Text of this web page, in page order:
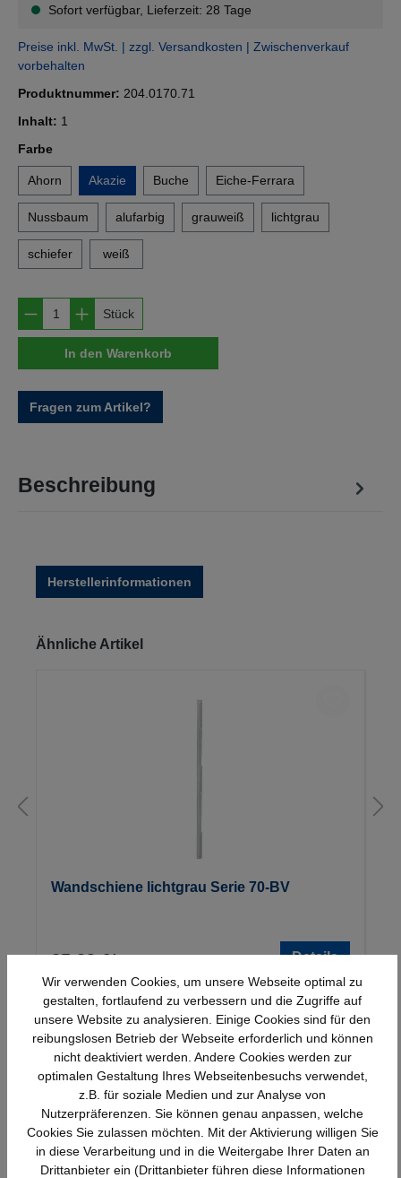
Sofort verfügbar, Lieferzeit: 28 Tage
Preise inkl. MwSt. | zzgl. Versandkosten | Zwischenverkauf
vorbehalten
Produktnummer: 204.0170.71
Inhalt: 1
Farbeauswählen
Ahorn Akazie Buche Eiche-Ferrara
Nussbaum alufarbig grauweiß lichtgrau
schiefer weiß
Produkt Anzahl: Gib den gewünschten
Stück
In den Warenkorb
Fragen zum Artikel?
Beschreibung
Herstellerinformationen
Produktgalerie überspringen
Ähnliche Artikel
Wandschiene lichtgrau Serie 70-BV
25,23 €* Details
Schnelle Lieferung
Bundesweit
Topmarken
Faire Preise
Wir verwenden Cookies, um unsere Webseite optimal zu
gestalten, fortlaufend zu verbessern und die Zugriffe auf
unsere Website zu analysieren. Einige Cookies sind für den
reibungslosen Betrieb der Webseite erforderlich und können
nicht deaktiviert werden. Andere Cookies werden zur
optimalen Gestaltung Ihres Webseitenbesuchs verwendet,
z.B. für soziale Medien und zur Analyse von
Nutzerpräferenzen. Sie können genau anpassen, welche
Cookies Sie zulassen möchten. Mit der Aktivierung willigen Sie
in diese Verarbeitung und in die Weitergabe Ihrer Daten an
Drittanbieter ein (Drittanbieter führen diese Informationen